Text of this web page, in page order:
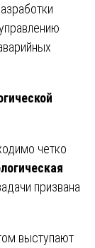
четко
призвана
выступают